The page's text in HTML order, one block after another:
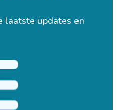
laatste updates en